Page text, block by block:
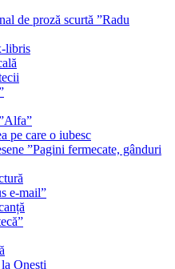
de proză scurtă ”Radu
libris
pe care o iubesc
”Pagini fermecate, gânduri
e-mail”
Onești